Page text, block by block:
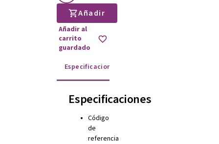
Añadir
Añadir al
carrito
guardado
Especificaciones
Especificaciones
Código
de
referencia